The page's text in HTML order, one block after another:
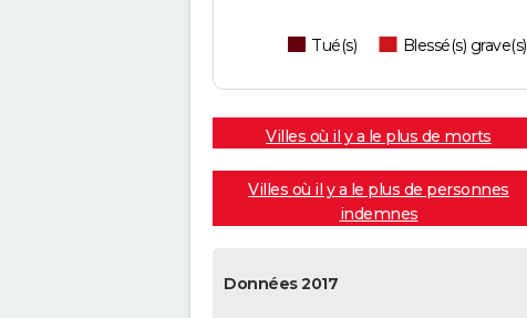
Tué(s) Blessé(s) grave(s)
Villes où il y a le plus de morts
Villes où il y a le plus de personnes
indemnes
Données 2017